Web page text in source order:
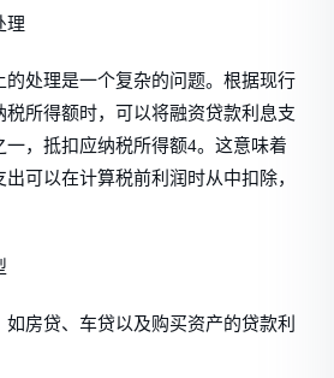
理
的处理是一个复杂的问题。根据现行
所得额时，可以将融资贷款利息支
一，抵扣应纳税所得额4。这意味着
可以在计算税前利润时从中扣除，
房贷、车贷以及购买资产的贷款利